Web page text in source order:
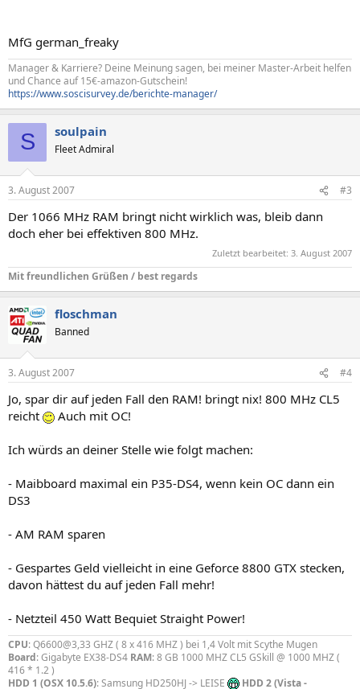
MfG german_freaky
Manager & Karriere? Deine Meinung sagen, bei meiner Master-Arbeit helfen
und Chance auf 15€-amazon-Gutschein!
https://www.soscisurvey.de/berichte-manager/
S soulpain
Fleet Admiral
3. August 2007 #3
Der 1066 MHz RAM bringt nicht wirklich was, bleib dann
doch eher bei effektiven 800 MHz.
Zuletzt bearbeitet: 3. August 2007
Mit freundlichen Grüßen / best regards
floschman
Banned
3. August 2007 #4
Jo, spar dir auf jeden Fall den RAM! bringt nix! 800 MHz CL5
reicht
Auch mit OC!
Ich würds an deiner Stelle wie folgt machen:
- Maibboard maximal ein P35-DS4, wenn kein OC dann ein
DS3
- AM RAM sparen
- Gespartes Geld vielleicht in eine Geforce 8800 GTX stecken,
davon hättest du auf jeden Fall mehr!
- Netzteil 450 Watt Bequiet Straight Power!
CPU: Q6600@3,33 GHZ ( 8 x 416 MHZ ) bei 1,4 Volt mit Scythe Mugen
Board: Gigabyte EX38-DS4 RAM: 8 GB 1000 MHZ CL5 GSkill @ 1000 MHZ (
416 * 1.2 )
HDD 1 (OSX 10.5.6): Samsung HD250HJ -> LEISE HDD 2 (Vista -